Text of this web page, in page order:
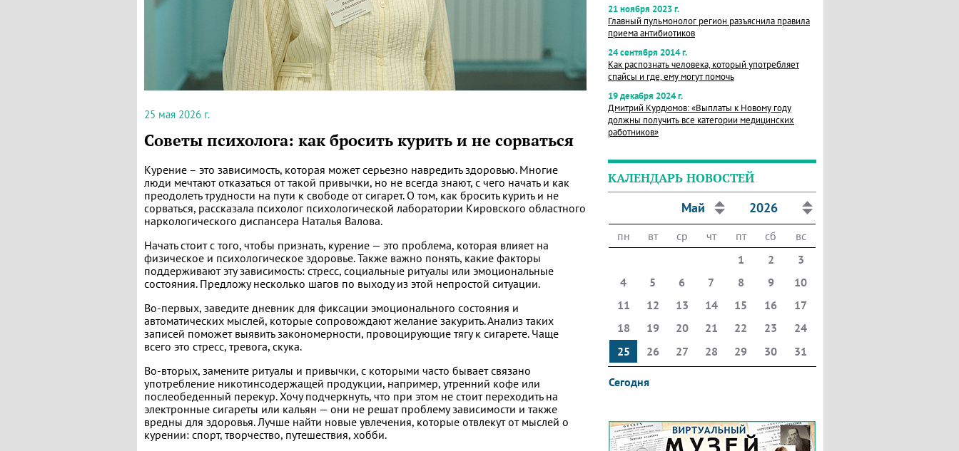
25 мая 2026 г.
Советы психолога: как бросить курить и не сорваться
Курение – это зависимость, которая может серьезно навредить здоровью. Многие
люди мечтают отказаться от такой привычки, но не всегда знают, с чего начать и как
преодолеть трудности на пути к свободе от сигарет. О том, как бросить курить и не
сорваться, рассказала психолог психологической лаборатории Кировского областного
наркологического диспансера Наталья Валова.
Начать стоит с того, чтобы признать, курение — это проблема, которая влияет на
физическое и психологическое здоровье. Также важно понять, какие факторы
поддерживают эту зависимость: стресс, социальные ритуалы или эмоциональные
состояния. Предложу несколько шагов по выходу из этой непростой ситуации.
Во-первых, заведите дневник для фиксации эмоционального состояния и
автоматических мыслей, которые сопровождают желание закурить. Анализ таких
записей поможет выявить закономерности, провоцирующие тягу к сигарете. Чаще
всего это стресс, тревога, скука.
Во-вторых, замените ритуалы и привычки, с которыми часто бывает связано
употребление никотинсодержащей продукции, например, утренний кофе или
послеобеденный перекур. Хочу подчеркнуть, что при этом не стоит переходить на
электронные сигареты или кальян — они не решат проблему зависимости и также
вредны для здоровья. Лучше найти новые увлечения, которые отвлекут от мыслей о
курении: спорт, творчество, путешествия, хобби.
21 ноября 2023 г.
Главный пульмонолог регион разъяснила правила
приема антибиотиков
24 сентября 2014 г.
Как распознать человека, который употребляет
спайсы и где, ему могут помочь
19 декабря 2024 г.
Дмитрий Курдюмов: «Выплаты к Новому году
должны получить все категории медицинских
работников»
КАЛЕНДАРЬ НОВОСТЕЙ
Май 2026
пн вт ср чт пт сб
вс
1
2
3
4
5 6 7 8 9
10
11
12 13 14 15 16
17
18
19 20 21 22 23
24
25
26 27 28 29 30 31
Сегодня